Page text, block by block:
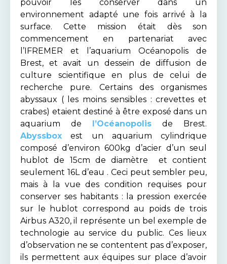
pouvoir les conserver dans un
environnement adapté une fois arrivé à la
surface. Cette mission était dès son
commencement en partenariat avec
l’IFREMER et l’aquarium Océanopolis de
Brest, et avait un dessein de diffusion de
culture scientifique en plus de celui de
recherche pure. Certains des organismes
abyssaux ( les moins sensibles : crevettes et
crabes) etaient destiné à être exposé dans un
aquarium de l’Océanopolis de Brest.
Abyssbox est un aquarium cylindrique
composé d’environ 600kg d’acier d’un seul
hublot de 15cm de diamètre et contient
seulement 16L d’eau . Ceci peut sembler peu,
mais à la vue des condition requises pour
conserver ses habitants : la pression exercée
sur le hublot correspond au poids de trois
Airbus A320, il représente un bel exemple de
technologie au service du public. Ces lieux
d’observation ne se contentent pas d’exposer,
ils permettent aux équipes sur place d’avoir